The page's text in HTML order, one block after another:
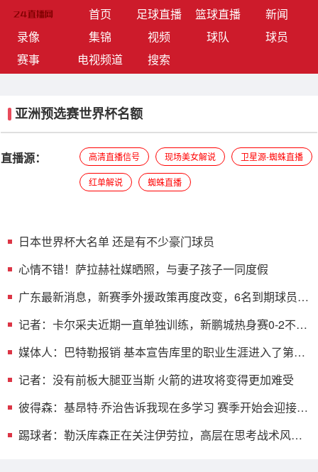
首页(current)足球直播 篮球直播
新闻
录像
集锦 视频 球队
球员
赛事
电视频道 搜索
亚洲预选赛世界杯名额
直播源： 高清直播信号 现场美女解说 卫星源-蜘蛛直播
红单解说 蜘蛛直播
日本世界杯大名单 还是有不少豪门球员
心情不错！萨拉赫社媒晒照，与妻子孩子一同度假
广东最新消息，新赛季外援政策再度改变，6名到期球员或
记者：卡尔采夫近期一直单独训练，新鹏城热身赛0-2不敌
媒体人：巴特勒报销 基本宣告库里的职业生涯进入了第4
记者：没有前板大腿亚当斯 火箭的进攻将变得更加难受
彼得森：基昂特·乔治告诉我现在多学习 赛季开始会迎接严
踢球者：勒沃库森正在关注伊劳拉，高层在思考战术风格